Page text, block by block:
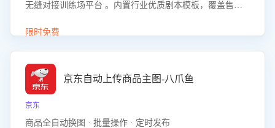
无缝对接训练场平台 。内置行业优质剧本模板，覆盖售前
初始化时间，助力企业快速启动智能客服训练
限时免费
京东自动上传商品主图-八爪鱼
京东
商品全自动换图 · 批量操作 · 定时发布